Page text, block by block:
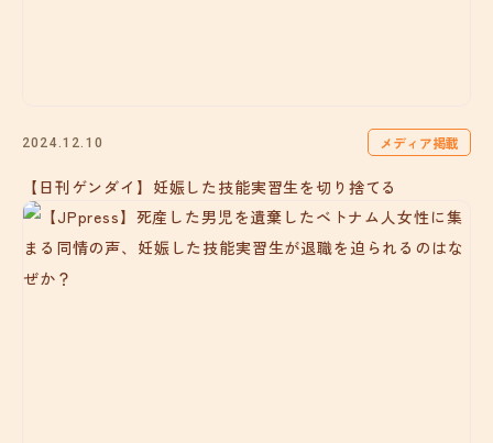
2024.12.10 メディア掲載
【日刊ゲンダイ】妊娠した技能実習生を切り捨てる